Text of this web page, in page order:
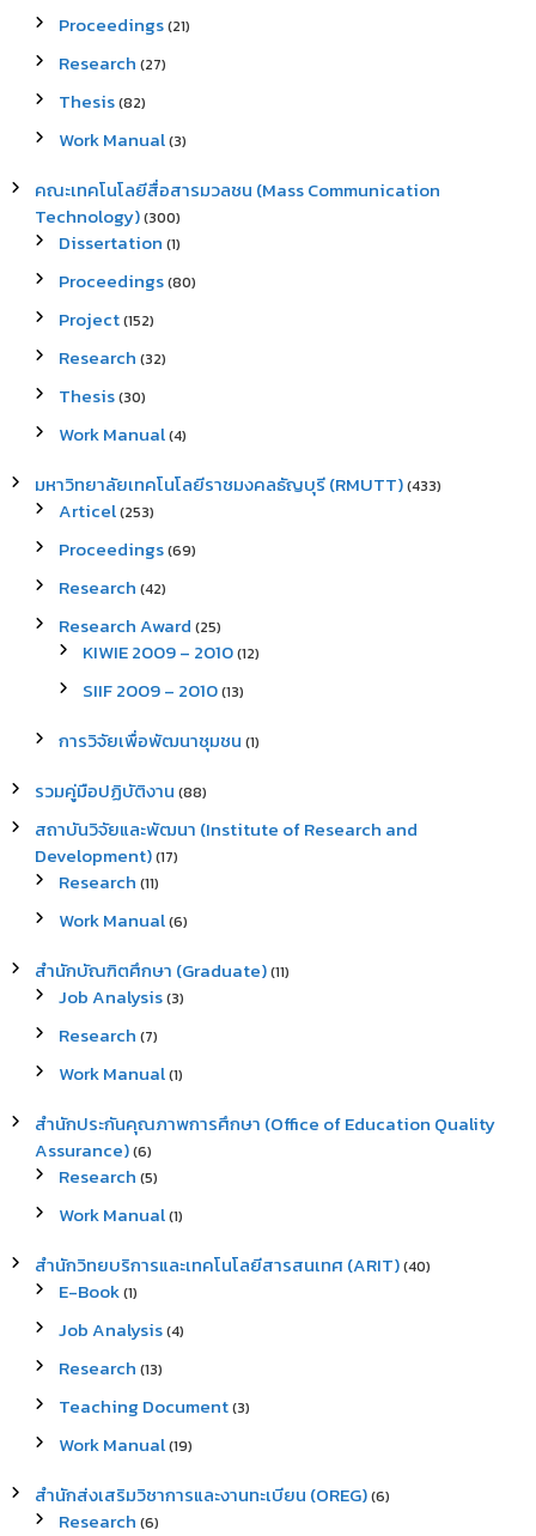
Proceedings(21)
Research (27)
Thesis(82)
Work Manual(3)
คณะเทคโนโลยีสื่อสารมวลชน (Mass Communication
Technology)(300)
Dissertation (1)
Proceedings(80)
Project(152)
Research (32)
Thesis(30)
Work Manual(4)
มหาวิทยาลัยเทคโนโลยีราชมงคลธัญบุรี (RMUTT)(433)
Articel(253)
Proceedings(69)
Research (42)
Research Award (25)
KIWIE 2009 – 2010(12)
SIIF 2009 – 2010(13)
การวิจัยเพื่อพัฒนาชุมชน (1)
รวมคู่มือปฏิบัติงาน (88)
สถาบันวิจัยและพัฒนา (Institute of Research and
Development)(17)
Research (11)
Work Manual(6)
สำนักบัณฑิตศึกษา (Graduate)(11)
Job Analysis(3)
Research (7)
Work Manual(1)
สำนักประกันคุณภาพการศึกษา (Office of Education Quality
Assurance)(6)
Research (5)
Work Manual(1)
สำนักวิทยบริการและเทคโนโลยีสารสนเทศ (ARIT)(40)
E-Book(1)
Job Analysis(4)
Research (13)
Teaching Document(3)
Work Manual(19)
สำนักส่งเสริมวิชาการและงานทะเบียน (OREG)(6)
Research (6)